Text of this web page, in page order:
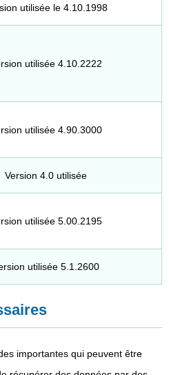
utilisée le 4.10.1998
utilisée 4.10.2222
utilisée 4.90.3000
Version 4.0 utilisée
utilisée 5.00.2195
utilisée 5.1.2600
importantes qui peuvent être